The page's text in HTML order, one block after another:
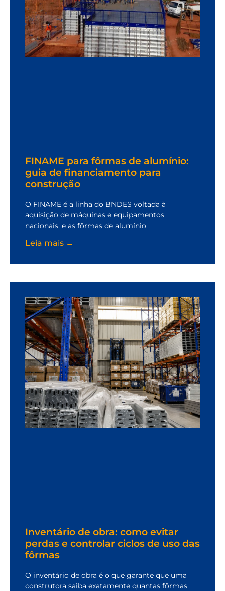
FINAME para fôrmas de alumínio:
guia de financiamento para
construção
O FINAME é a linha do BNDES voltada à
aquisição de máquinas e equipamentos
nacionais, e as fôrmas de alumínio
Leia mais →
Inventário de obra: como evitar
perdas e controlar ciclos de uso das
fôrmas
O inventário de obra é o que garante que uma
construtora saiba exatamente quantas fôrmas